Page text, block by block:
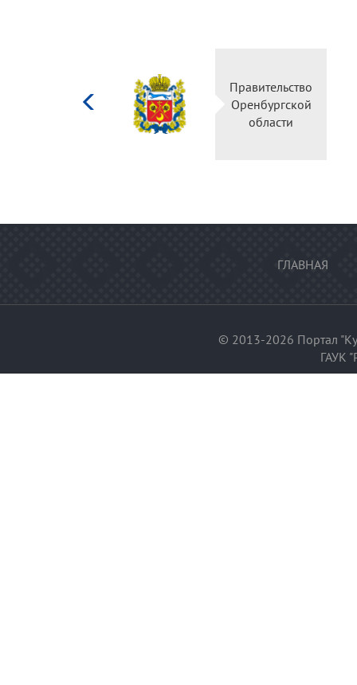
Министерство
культуры
Российской
федерации
ГЛАВНАЯ
© 2013-2026 Портал
ГАУК